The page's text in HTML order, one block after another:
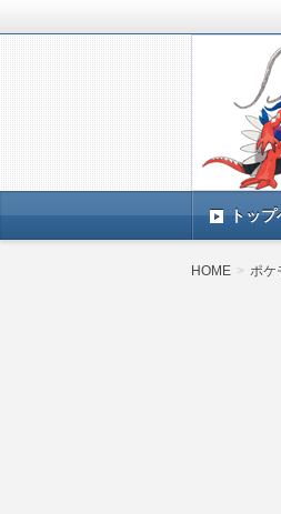
ポ
ポケモ
TIMES
トップ
HOME ポケ